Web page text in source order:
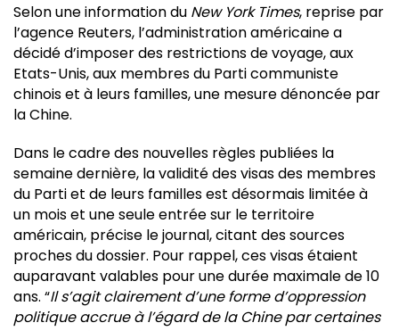
Selon une information du New York Times, reprise par
l’agence Reuters, l’administration américaine a
décidé d’imposer des restrictions de voyage, aux
Etats-Unis, aux membres du Parti communiste
chinois et à leurs familles, une mesure dénoncée par
la Chine.
Dans le cadre des nouvelles règles publiées la
semaine dernière, la validité des visas des membres
du Parti et de leurs familles est désormais limitée à
un mois et une seule entrée sur le territoire
américain, précise le journal, citant des sources
proches du dossier. Pour rappel, ces visas étaient
auparavant valables pour une durée maximale de 10
ans. “Il s’agit clairement d’une forme d’oppression
politique accrue à l’égard de la Chine par certaines